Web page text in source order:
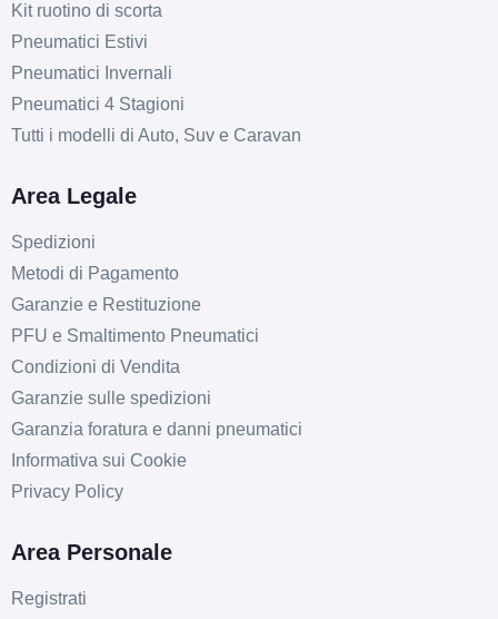
Kit ruotino di scorta
Pneumatici Estivi
Pneumatici Invernali
Pneumatici 4 Stagioni
Tutti i modelli di Auto, Suv e Caravan
Area Legale
Spedizioni
Metodi di Pagamento
Garanzie e Restituzione
PFU e Smaltimento Pneumatici
Condizioni di Vendita
Garanzie sulle spedizioni
Garanzia foratura e danni pneumatici
Informativa sui Cookie
Privacy Policy
Area Personale
Registrati